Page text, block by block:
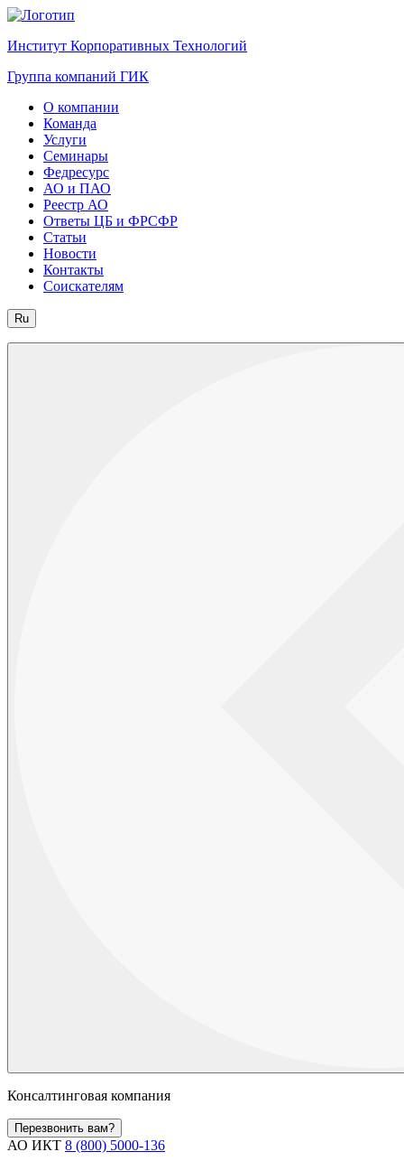
Институт Корпоративных Технологий
Группа компаний ГИК
О компании
Команда
Услуги
Семинары
Федресурс
АО и ПАО
Реестр АО
Ответы ЦБ и ФРСФР
Статьи
Новости
Контакты
Соискателям
Ru
Консалтинговая компания
Перезвонить вам?
АО ИКТ 8 (800) 5000-136